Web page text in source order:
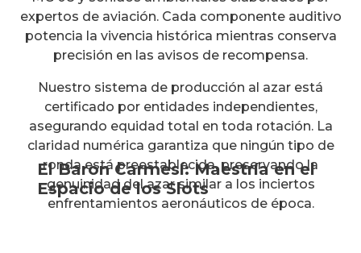
El Baron Carmesí: Maestría en el
Espacio de los Slots
expertos de aviación. Cada componente auditivo
potencia la vivencia histórica mientras conserva
precisión en las avisos de recompensa.
Nuestro sistema de producción al azar está
certificado por entidades independientes,
asegurando equidad total en toda rotación. La
claridad numérica garantiza que ningún tipo de
ronda está preestablecida, preservando la
genuinidad del azar similar a los inciertos
enfrentamientos aeronáuticos de época.